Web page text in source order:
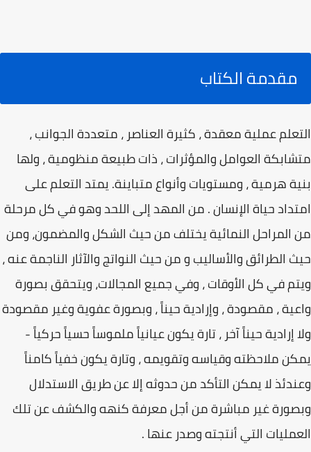
مقدمة الكتاب
التعلم عملية معقدة ، كثيرة العناصر ، متعددة الجوانب ،
متشابكة العوامل والمؤثرات ، ذات طبيعة منظومية ، ولها
بنية هرمية ، ومستويات وأنواع متباينة. يمتد التعلم على
امتداد حياة الإنسان . من المهد إلى اللحد وهو في كل مرحلة
من المراحل النمائية يختلف من حيث الشكل والمضمون، ومن
حيث الطرائق والأساليب و من حيث النواتج والآثار الناجمة عنه ،
ويتم في كل الأوقات ، وفي جميع المجالات، ويتحقق بصورة
واعية ، مقصودة ، وإرادية حيناً ، وبصورة عفوية وغير مقصودة
ولا إرادية حيناً آخر ، تارة يكون عيانياً ملموساً حسياً حركياً -
يمكن ملاحظته وقياسه وتقويمه ، وتارة يكون خفياً كامناً
وعندئذ لا يمكن التأكد من حدوثه إلا عن طريق الاستدلال
وبصورة غير مباشرة من أجل معرفة كنهه والكشف عن تلك
العمليات التي أنتجته وصدر عنها .